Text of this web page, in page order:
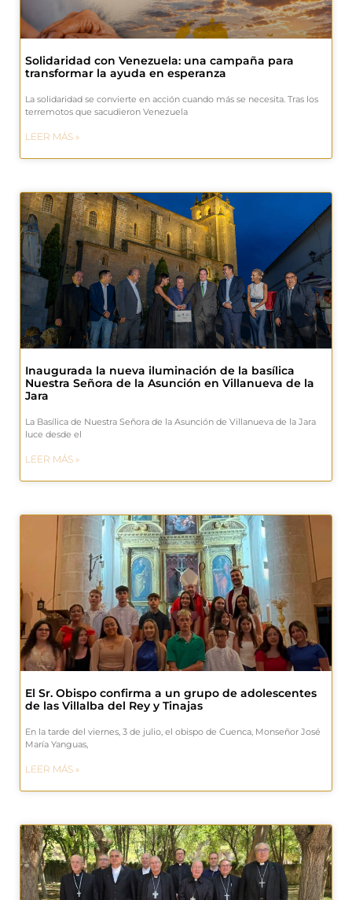
Solidaridad con Venezuela: una campaña para
transformar la ayuda en esperanza
La solidaridad se convierte en acción cuando más se necesita. Tras los
terremotos que sacudieron Venezuela
LEER MÁS »
Inaugurada la nueva iluminación de la basílica
Nuestra Señora de la Asunción en Villanueva de la
Jara
La Basílica de Nuestra Señora de la Asunción de Villanueva de la Jara
luce desde el
LEER MÁS »
El Sr. Obispo confirma a un grupo de adolescentes
de las Villalba del Rey y Tinajas
En la tarde del viernes, 3 de julio, el obispo de Cuenca, Monseñor José
María Yanguas,
LEER MÁS »